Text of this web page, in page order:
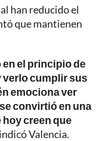
han reducido el
que mantienen
el principio de
verlo cumplir sus
emociona ver
convirtió en una
creen que
Valencia.